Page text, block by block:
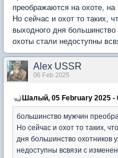
преображаются на охоте, на
Но сейчас и охот то таких,
выходного дня
охоты стали недоступны
Alex USSR
06 Feb 2025
Шалый, 05 February 2025 -
большинство мужчин
Но сейчас и охот то таких,
дня большинство охотников
недоступны всвязи с